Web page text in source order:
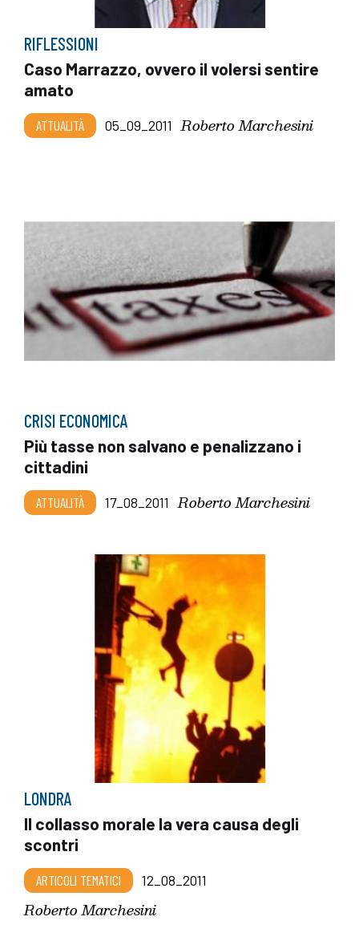
RIFLESSIONI
Caso Marrazzo, ovvero il volersi sentire
amato
ATTUALITÀ 05_09_2011 Roberto Marchesini
CRISI ECONOMICA
Più tasse non salvano e penalizzano i
cittadini
ATTUALITÀ 17_08_2011 Roberto Marchesini
LONDRA
Il collasso morale la vera causa degli
scontri
ARTICOLI TEMATICI 12_08_2011
Roberto Marchesini